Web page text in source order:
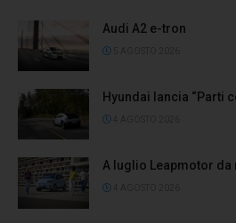
Audi A2 e-tron
Hyundai lancia “Parti
A luglio Leapmotor da